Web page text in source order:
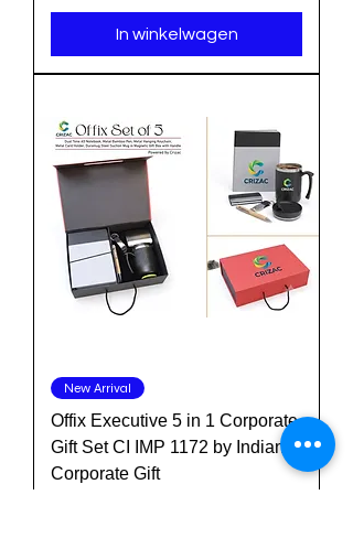
In winkelwagen
New Arrival
Offix Executive 5 in 1 Corporate
Gift Set CI IMP 1172 by Indian
Corporate Gift